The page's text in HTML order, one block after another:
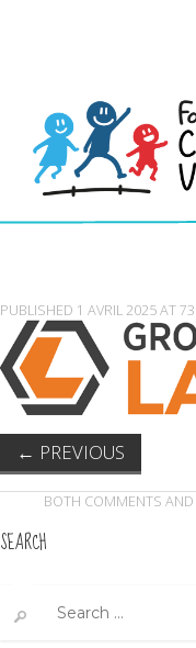
PUBLISHED 1 AVRIL 2025AT
← PREVIOUS
BOTH COMMENTS AND
SEARCH
for: